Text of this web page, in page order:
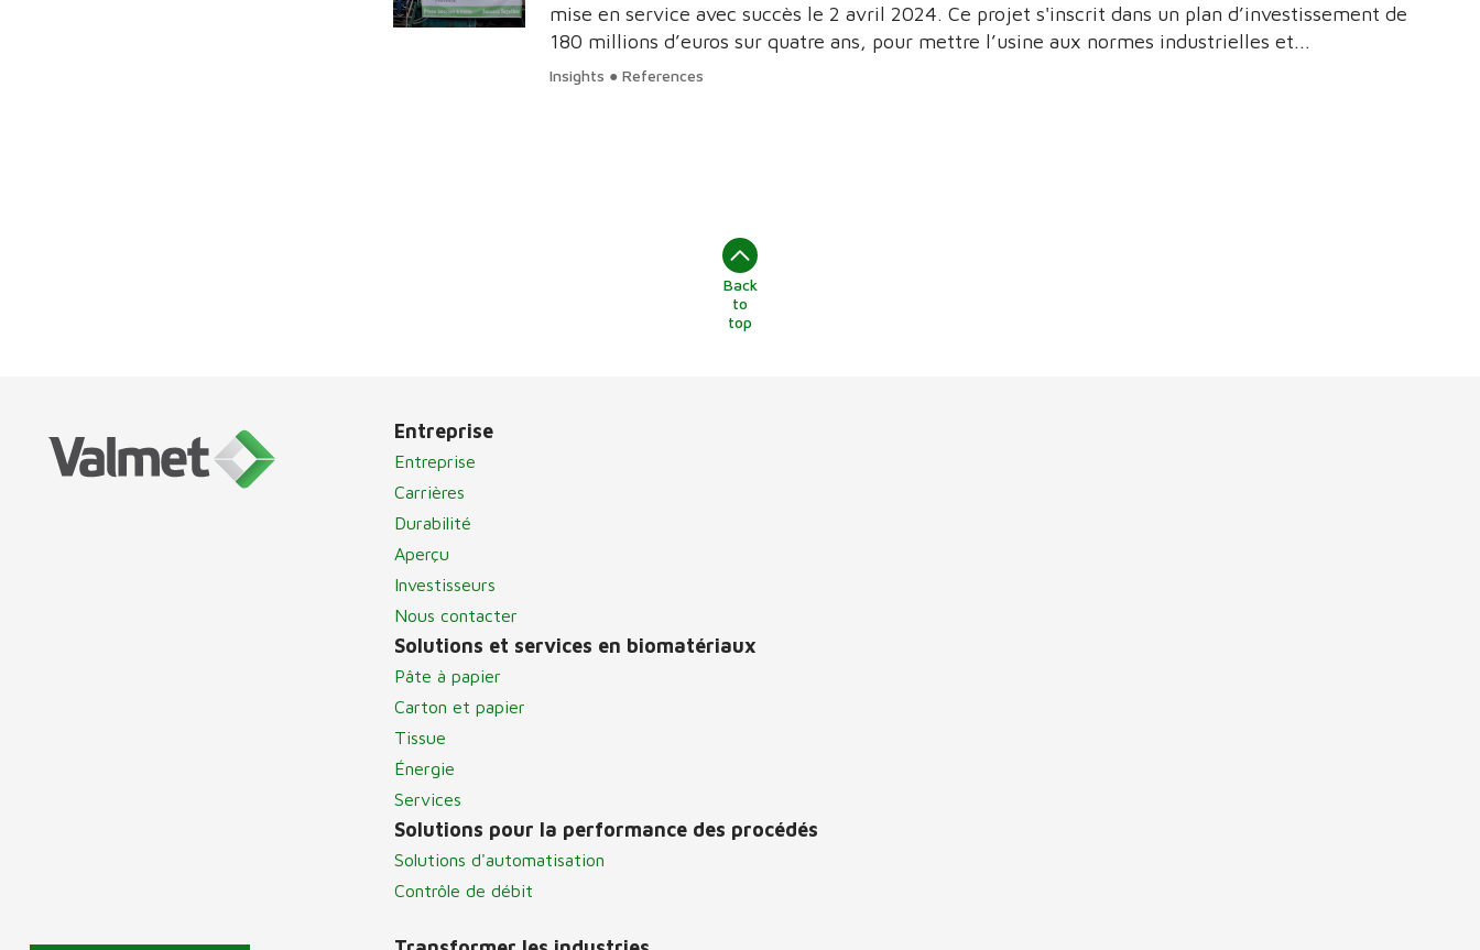
mise en service avec succès le 2 avril 2024. Ce projet s'inscrit dans un plan d’investissement de
180 millions d’euros sur quatre ans, pour mettre l’usine aux normes industrielles et
environnementales les plus élevées.
Insights ● References
Back
to
top
Entreprise
Entreprise
Carrières
Durabilité
Aperçu
Investisseurs
Nous contacter
Solutions et services en biomatériaux
Pâte à papier
Carton et papier
Tissue
Énergie
Services
Solutions pour la performance des procédés
Solutions d'automatisation
Contrôle de débit